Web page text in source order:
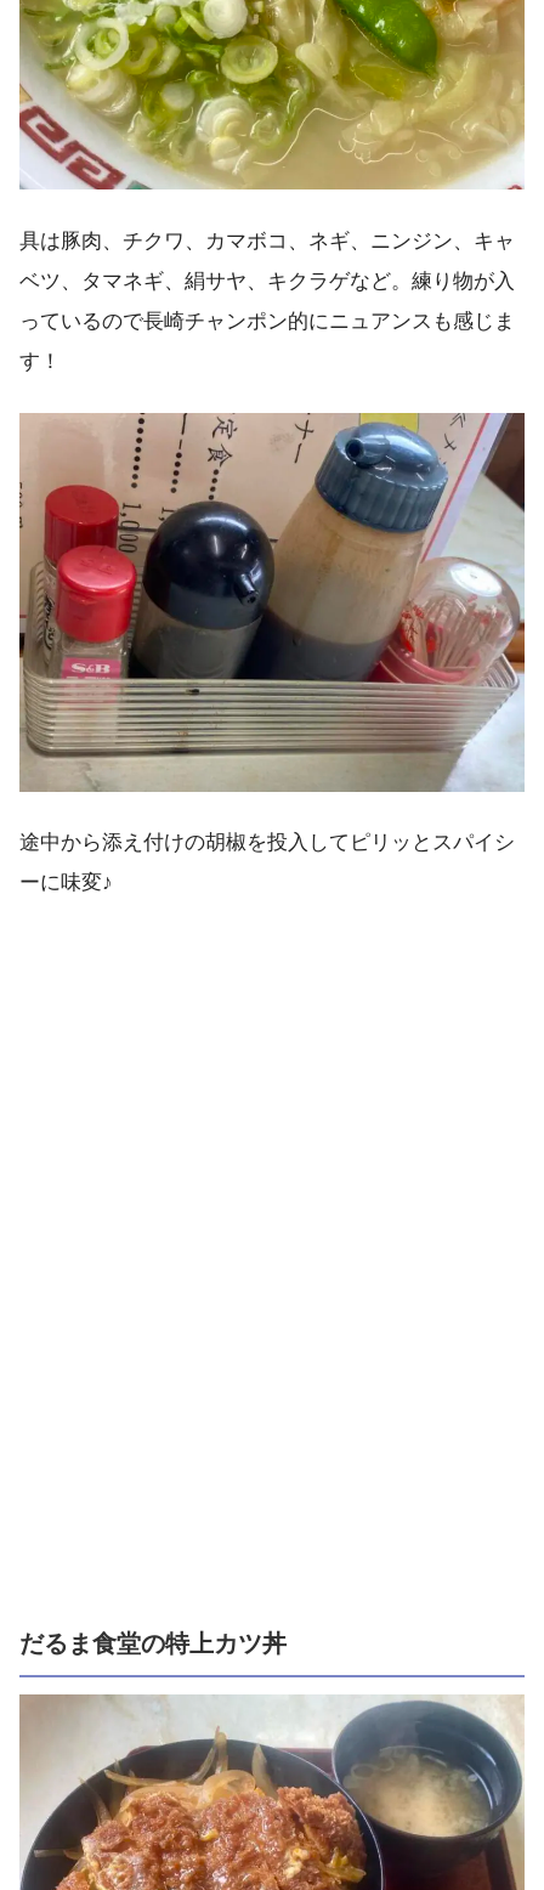
具は豚肉、チクワ、カマボコ、ネギ、ニンジン、キャ
ベツ、タマネギ、絹サヤ、キクラゲなど。練り物が入
っているので長崎チャンポン的にニュアンスも感じま
す！
途中から添え付けの胡椒を投入してピリッとスパイシ
ーに味変♪
だるま食堂の特上カツ丼